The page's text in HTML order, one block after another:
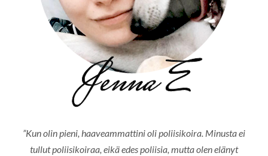
”Kun olin pieni, haaveammattini oli poliisikoira. Minusta ei
tullut poliisikoiraa, eikä edes poliisia, mutta olen elänyt